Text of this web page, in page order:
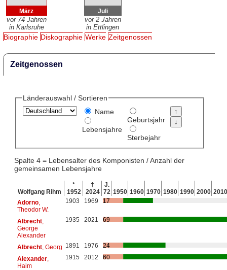
März
vor 74 Jahren
in Karlsruhe
Juli
vor 2 Jahren
in Ettlingen
Biographie Diskographie Werke Zeitgenossen
Zeitgenossen
Länderauswahl / Sortieren
Name
Lebensjahre
Geburtsjahr
Sterbejahr
Spalte 4 = Lebensalter des Komponisten / Anzahl der
gemeinsamen Lebensjahre
Wolfgang Rihm
*
1952
†
2024
J.
72 1950 1960 1970 1980 1990 2000 2010
Adorno,
Theodor W.
1903 1969 17
Albrecht,
George
Alexander
1935 2021 69
Albrecht, Georg 1891 1976
24
Alexander,
Haim
1915 2012 60